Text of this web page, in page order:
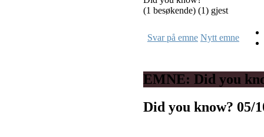
(1 besøkende) (1) gjest
Svar på emne Nytt emne
EMNE: Did you
Did you know? 05/